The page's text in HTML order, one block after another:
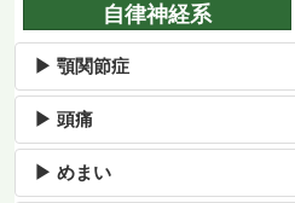
自律神経系
▶ 顎関節症
▶ 頭痛
▶ めまい